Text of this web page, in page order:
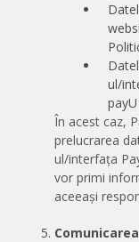
ul/
În acest caz,
prelucrarea
ul/interfața
vor primi
aceeași